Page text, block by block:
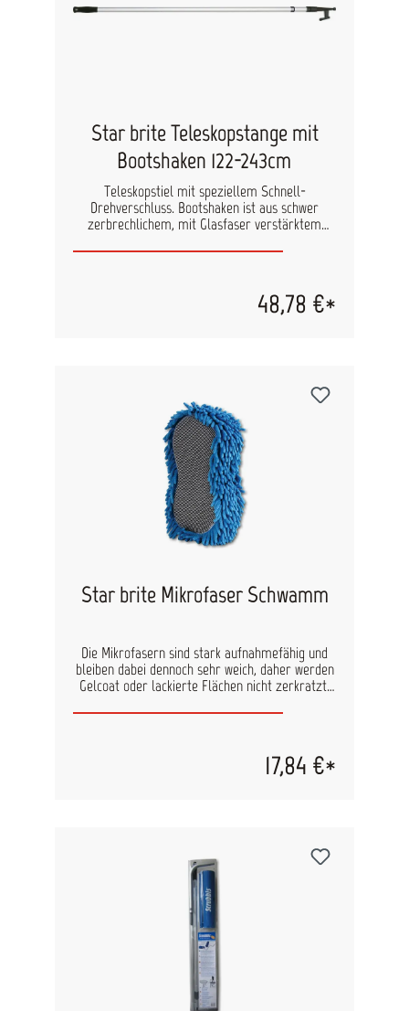
Star brite Teleskopstange mit
Bootshaken 122-243cm
Teleskopstiel mit speziellem Schnell-
Drehverschluss. Bootshaken ist aus schwer
zerbrechlichem, mit Glasfaser verstärktem
ihn schwimmen.
48,78 €*
Star brite Mikrofaser Schwamm
Die Mikrofasern sind stark aufnahmefähig und
bleiben dabei dennoch sehr weich, daher werden
Gelcoat oder lackierte Flächen nicht zerkratzt.
hartnäckiger Schmutz, Flecken und die
Abwaschen, trocken zu verwenden zur
Staubentfernung. Maschinenwaschbar.
17,84 €*